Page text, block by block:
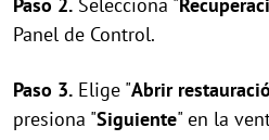
Paso 2. Selecciona "
Panel de Control.
Paso 3. Elige "Abrir
presiona "Siguiente" en la